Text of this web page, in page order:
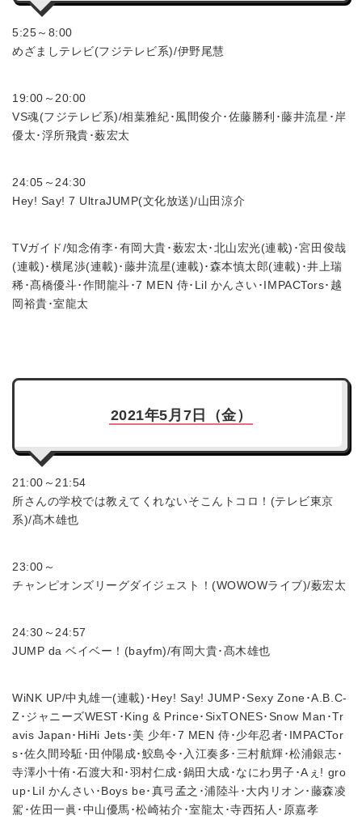
5:25～8:00
めざましテレビ(フジテレビ系)/伊野尾慧
19:00～20:00
VS魂(フジテレビ系)/相葉雅紀･風間俊介･佐藤勝利･藤井流星･岸
優太･浮所飛貴･薮宏太
24:05～24:30
Hey! Say! 7 UltraJUMP(文化放送)/山田涼介
TVガイド/知念侑李･有岡大貴･薮宏太･北山宏光(連載)･宮田俊哉
(連載)･横尾渉(連載)･藤井流星(連載)･森本慎太郎(連載)･井上瑞
稀･髙橋優斗･作間龍斗･7 MEN 侍･Lil かんさい･IMPACTors･越
岡裕貴･室龍太
2021年5月7日（金）
21:00～21:54
所さんの学校では教えてくれないそこんトコロ！(テレビ東京
系)/髙木雄也
23:00～
チャンピオンズリーグダイジェスト！(WOWOWライブ)/薮宏太
24:30～24:57
JUMP da ベイベー！(bayfm)/有岡大貴･髙木雄也
WiNK UP/中丸雄一(連載)･Hey! Say! JUMP･Sexy Zone･A.B.C-
Z･ジャニーズWEST･King & Prince･SixTONES･Snow Man･Tr
avis Japan･HiHi Jets･美 少年･7 MEN 侍･少年忍者･IMPACTor
s･佐久間玲駈･田仲陽成･鮫島令･入江奏多･三村航輝･松浦銀志･
寺澤小十侑･石渡大和･羽村仁成･鍋田大成･なにわ男子･Aぇ! gro
up･Lil かんさい･Boys be･真弓孟之･浦陸斗･大内リオン･藤森凌
駕･佐田一眞･中山優馬･松崎祐介･室龍太･寺西拓人･原嘉孝